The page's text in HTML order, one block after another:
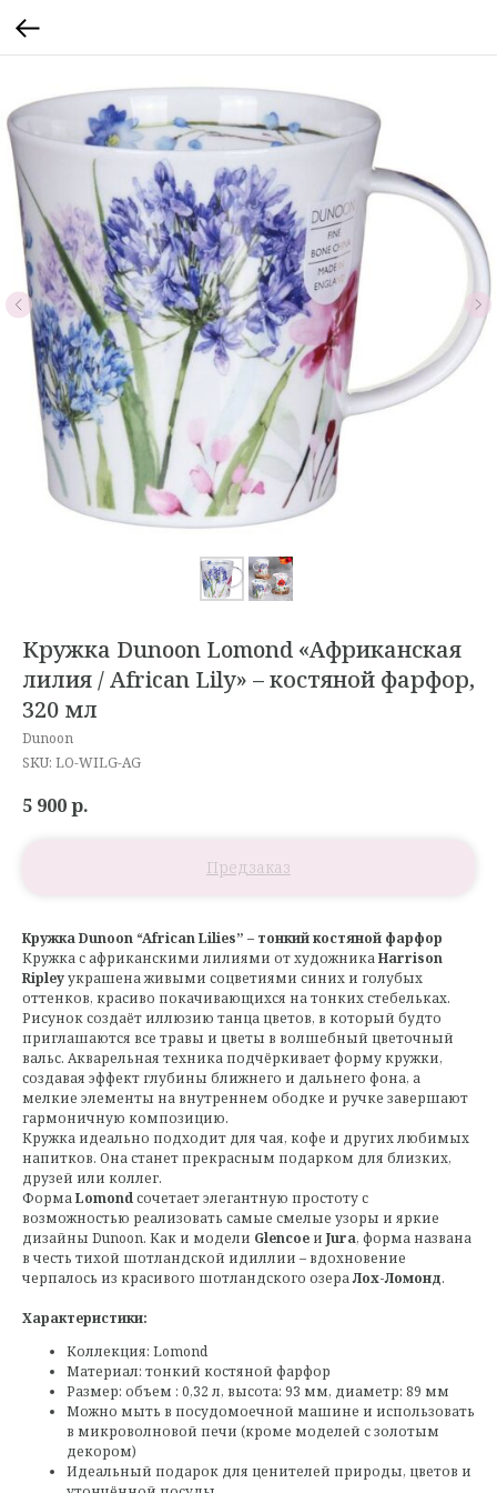
Кружка Dunoon Lomond «Африканская
лилия / African Lily» – костяной фарфор,
320 мл
Dunoon
SKU: LO-WILG-AG
5 900р.
Кружка Dunoon “African Lilies” – тонкий костяной фарфор
Кружка с африканскими лилиями от художникаHarrison
Ripleyукрашена живыми соцветиями синих и голубых
оттенков, красиво покачивающихся на тонких стебельках.
Рисунок создаёт иллюзию танца цветов, в который будто
приглашаются все травы и цветы в волшебный цветочный
вальс. Акварельная техника подчёркивает форму кружки,
создавая эффект глубины ближнего и дальнего фона, а
мелкие элементы на внутреннем ободке и ручке завершают
гармоничную композицию.
Кружка идеально подходит для чая, кофе и других любимых
напитков. Она станет прекрасным подарком для близких,
друзей или коллег.
ФормаLomondсочетает элегантную простоту с
возможностью реализовать самые смелые узоры и яркие
дизайны Dunoon. Как и модели Glencoe и Jura, форма названа
в честь тихой шотландской идиллии – вдохновение
черпалось из красивого шотландского озераЛох-Ломонд.
Характеристики:
Коллекция: Lomond
Материал: тонкий костяной фарфор
Размер: объем : 0,32 л, высота: 93 мм, диаметр: 89 мм
Можно мыть в посудомоечной машине и использовать
в микроволновой печи (кроме моделей с золотым
декором)
Идеальный подарок для ценителей природы, цветов и